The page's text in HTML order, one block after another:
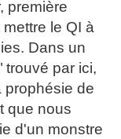
première
le QI à
Dans un
trouvé par ici,
prophésie de
que nous
d'un monstre